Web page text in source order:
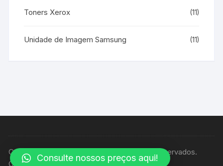
Toners Xerox (11)
Unidade de Imagem Samsung (11)
Copyright © Casa Print - Todos os direitos reservados.
Orchid Store Tema por
Consulte nossos preços aqui!